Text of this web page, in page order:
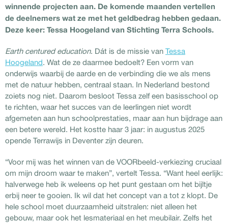
winnende projecten aan. De komende maanden vertellen
de deelnemers wat ze met het geldbedrag hebben gedaan.
Deze keer: Tessa Hoogeland van Stichting Terra Schools.
Earth centured education. Dát is de missie van Tessa
Hoogeland. Wat de ze daarmee bedoelt? Een vorm van
onderwijs waarbij de aarde en de verbinding die we als mens
met de natuur hebben, centraal staan. In Nederland bestond
zoiets nog niet. Daarom besloot Tessa zelf een basisschool op
te richten, waar het succes van de leerlingen niet wordt
afgemeten aan hun schoolprestaties, maar aan hun bijdrage aan
een betere wereld. Het kostte haar 3 jaar: in augustus 2025
opende Terrawijs in Deventer zijn deuren.
“Voor mij was het winnen van de VOORbeeld-verkiezing cruciaal
om mijn droom waar te maken”, vertelt Tessa. “Want heel eerlijk:
halverwege heb ik weleens op het punt gestaan om het bijltje
erbij neer te gooien. Ik wil dat het concept van a tot z klopt. De
hele school moet duurzaamheid uitstralen: niet alleen het
gebouw, maar ook het lesmateriaal en het meubilair. Zelfs het